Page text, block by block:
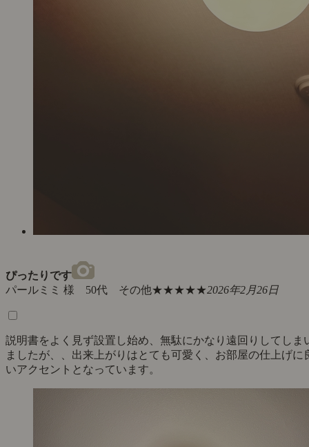
ぴったりです
パールミミ 様 50代 その他★★★★★2026年2月26日
説明書をよく見ず設置し始め、無駄にかなり遠回りしてしま
ましたが、、出来上がりはとても可愛く、お部屋の仕上げに
いアクセントとなっています。